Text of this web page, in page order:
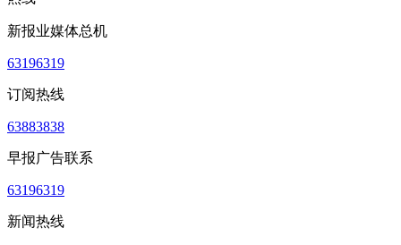
新报业媒体总机
63196319
订阅热线
63883838
早报广告联系
63196319
新闻热线